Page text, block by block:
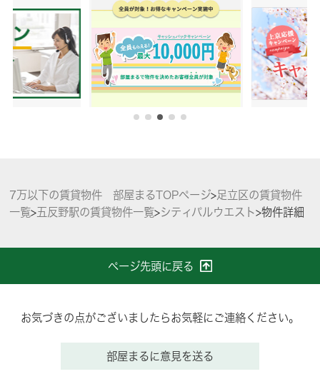
7万以下の賃貸物件 部屋まるTOPページ>足立区の賃貸物件
一覧>五反野駅の賃貸物件一覧>シティパルウエスト>物件詳細
ページ先頭に戻る
お気づきの点がございましたらお気軽にご連絡ください。
部屋まるに意見を送る